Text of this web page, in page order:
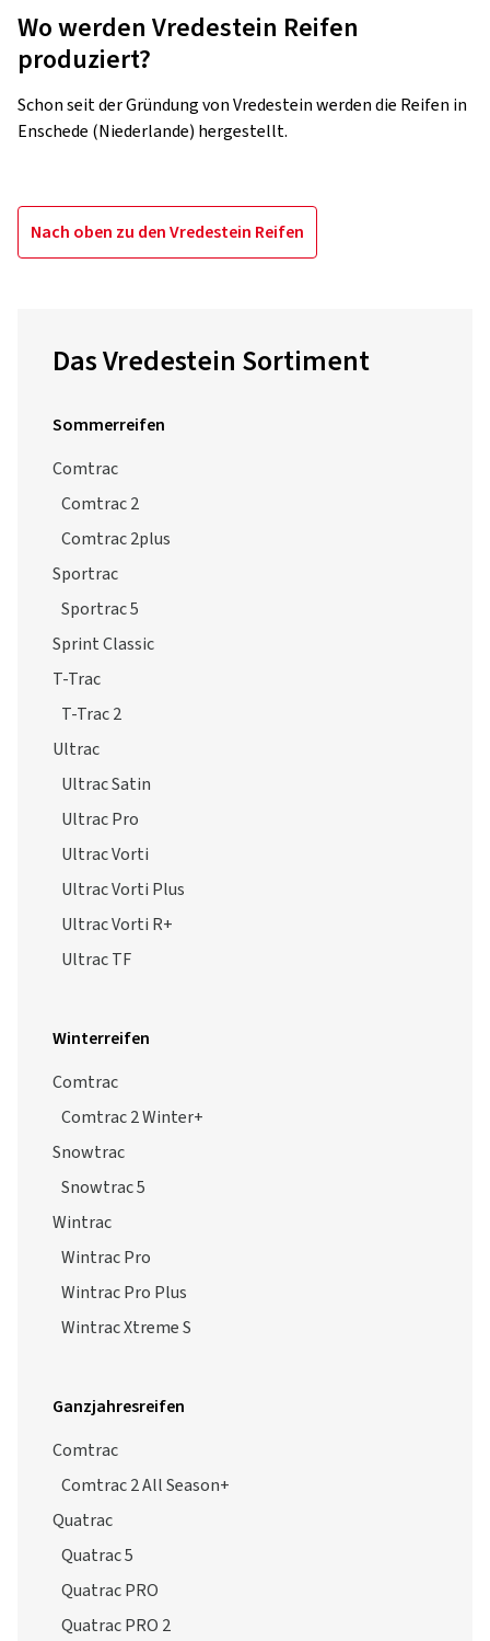
Reifen?
Vredestein Reifen schneiden regelmäßig mit "sehr gut" in
Reifentests ab. Speziell das Modell Quadrac holt jedes jahr
aufs Neue Bestnoten.
Wo werden Vredestein Reifen
produziert?
Nach oben zu den Vredestein Reifen
Das Vredestein Sortiment
Sommerreifen
Comtrac
Comtrac 2
Comtrac 2plus
Sportrac
Sportrac 5
Sprint Classic
T-Trac
T-Trac 2
Ultrac
Ultrac Satin
Ultrac Vorti
Ultrac Vorti Plus
Ultrac Vorti R+
Ultrac TF
Winterreifen
Comtrac
Comtrac 2 Winter+
Snowtrac
Wintrac
Wintrac Pro
Wintrac Pro Plus
Wintrac Xtreme S
Ganzjahresreifen
Comtrac